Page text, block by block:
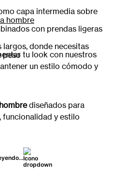
capa intermedia sobre
hombre
con prendas ligeras
largos, donde necesitas
peso tu look con nuestros
un estilo cómodo y
diseñados para
funcionalidad y estilo